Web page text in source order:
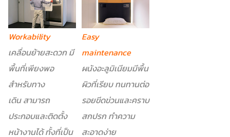
Workability
เคลื่อนย้ายสะดวก มี
พื้นที่เพียงพอ
สำหรับทาง
เดิน สามารถ
ประกอบและติดตั้ง
หน้างานได้ ทั้งที่เป็น
Easy
maintenance
ผนังอะลูมิเนียมมีพื้น
ผิวที่เรียบ ทนทานต่อ
รอยขีดข่วนและคราบ
สกปรก ทำความ
สะอาดง่าย